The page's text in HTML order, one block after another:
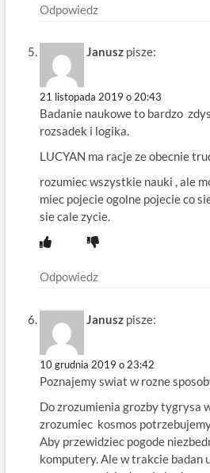
Odpowiedz
Janusz pisze:
21 listopada 2019 o 20:43
Badanie naukowe to bardzo
rozsadek i logika.
LUCYAN ma racje ze obecnie
rozumiec wszystkie nauki , ale
miec pojecie ogolne pojecie co
sie cale zycie.
Odpowiedz
Janusz pisze:
10 grudnia 2019 o 23:42
Poznajemy swiat w rozne
Do zrozumienia grozby tygrysa
zrozumiec kosmos
Aby przewidziec pogode
komputery. Ale w trakcie badan